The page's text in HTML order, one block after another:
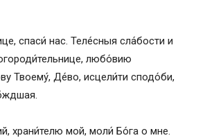
спаси́ нас. Теле́сныя сла́бости и
любо́вию
Твоему́, Де́во, исцели́ти сподо́би,
храни́телю мой, моли́ Бо́га о мне.